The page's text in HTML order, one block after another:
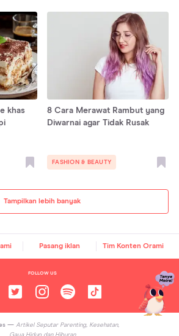
Tampilkan lebih banyak
khas
8 Cara Merawat Rambut yang
Diwarnai agar Tidak Rusak
FASHION & BEAUTY
Pasang iklan Tim Konten Orami
FOLLOW US
— Artikel Seputar Parenting, Kesehatan,